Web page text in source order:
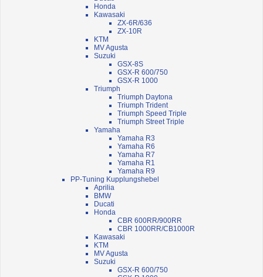
Honda
Kawasaki
ZX-6R/636
ZX-10R
KTM
MV Agusta
Suzuki
GSX-8S
GSX-R 600/750
GSX-R 1000
Triumph
Triumph Daytona
Triumph Trident
Triumph Speed Triple
Triumph Street Triple
Yamaha
Yamaha R3
Yamaha R6
Yamaha R7
Yamaha R1
Yamaha R9
PP-Tuning Kupplungshebel
Aprilia
BMW
Ducati
Honda
CBR 600RR/900RR
CBR 1000RR/CB1000R
Kawasaki
KTM
MV Agusta
Suzuki
GSX-R 600/750